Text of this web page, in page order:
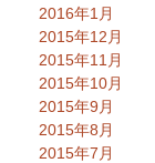
2016年1月
2015年12月
2015年11月
2015年10月
2015年9月
2015年8月
2015年7月